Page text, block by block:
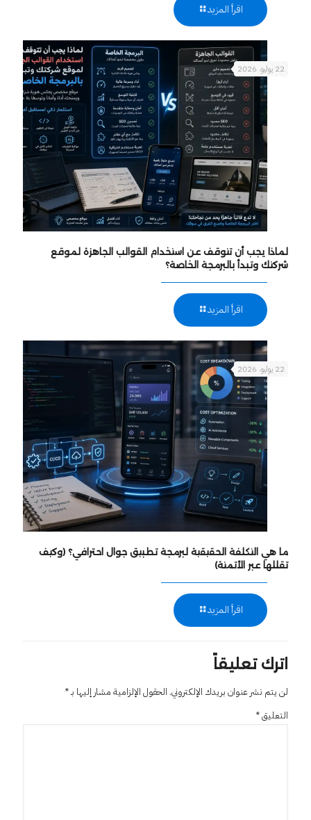
اقرأ المزيد
22 يوليو، 2026
لماذا يجب أن تتوقف عن استخدام القوالب الجاهزة لموقع
شركتك وتبدأ بالبرمجة الخاصة؟
اقرأ المزيد
22 يوليو، 2026
ما هي التكلفة الحقيقية لبرمجة تطبيق جوال احترافي؟ (وكيف
تقللها عبر الأتمتة)
اقرأ المزيد
اترك تعليقاً
لن يتم نشر عنوان بريدك الإلكتروني. الحقول الإلزامية مشار إليها بـ*
التعليق*